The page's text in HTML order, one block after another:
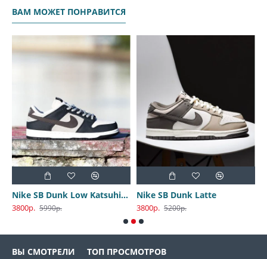
ВАМ МОЖЕТ ПОНРАВИТСЯ
Nike SB Dunk Low Katsuhiro Otomo
3800р. 5990р.
Nike SB Dunk Latte
3800р. 5200р.
ВЫ СМОТРЕЛИ ТОП ПРОСМОТРОВ